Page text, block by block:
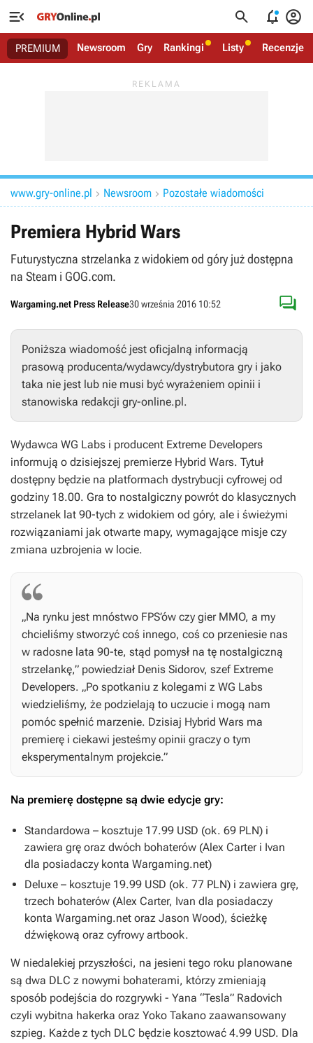
   
PREMIUM Newsroom Gry Rankingi Listy Recenzje
www.gry-online.pl  Newsroom  Pozostałe wiadomości
Premiera Hybrid Wars
Futurystyczna strzelanka z widokiem od góry już dostępna
na Steam i GOG.com.
Wargaming.net Press Release30 września 2016 10:52 
Poniższa wiadomość jest oficjalną informacją
prasową producenta/wydawcy/dystrybutora gry i jako
taka nie jest lub nie musi być wyrażeniem opinii i
stanowiska redakcji gry-online.pl.
Wydawca WG Labs i producent Extreme Developers
informują o dzisiejszej premierze Hybrid Wars. Tytuł
dostępny będzie na platformach dystrybucji cyfrowej od
godziny 18.00. Gra to nostalgiczny powrót do klasycznych
strzelanek lat 90-tych z widokiem od góry, ale i świeżymi
rozwiązaniami jak otwarte mapy, wymagające misje czy
zmiana uzbrojenia w locie.
„Na rynku jest mnóstwo FPS’ów czy gier MMO, a my
chcieliśmy stworzyć coś innego, coś co przeniesie nas
w radosne lata 90-te, stąd pomysł na tę nostalgiczną
strzelankę,” powiedział Denis Sidorov, szef Extreme
Developers. „Po spotkaniu z kolegami z WG Labs
wiedzieliśmy, że podzielają to uczucie i mogą nam
pomóc spełnić marzenie. Dzisiaj Hybrid Wars ma
premierę i ciekawi jesteśmy opinii graczy o tym
eksperymentalnym projekcie.”
Na premierę dostępne są dwie edycje gry:
Standardowa – kosztuje 17.99 USD (ok. 69 PLN) i
zawiera grę oraz dwóch bohaterów (Alex Carter i Ivan
dla posiadaczy konta Wargaming.net)
Deluxe – kosztuje 19.99 USD (ok. 77 PLN) i zawiera grę,
trzech bohaterów (Alex Carter, Ivan dla posiadaczy
konta Wargaming.net oraz Jason Wood), ścieżkę
dźwiękową oraz cyfrowy artbook.
W niedalekiej przyszłości, na jesieni tego roku planowane
są dwa DLC z nowymi bohaterami, którzy zmieniają
sposób podejścia do rozgrywki - Yana “Tesla” Radovich
czyli wybitna hakerka oraz Yoko Takano zaawansowany
szpieg. Każde z tych DLC będzie kosztować 4.99 USD. Dla